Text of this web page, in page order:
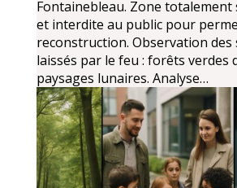
Fontainebleau. Zone totalement
et interdite au public pour
reconstruction. Observation des
laissés par le feu : forêts verdes
paysages lunaires. Analyse…